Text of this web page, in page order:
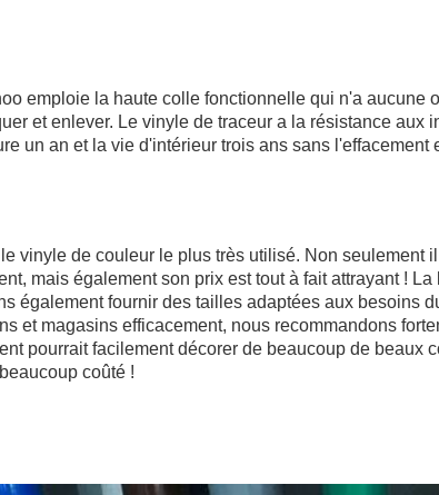
emploie la haute colle fonctionnelle qui n'a aucune
et enlever. Le vinyle de traceur a la résistance aux
un an et la vie d'intérieur trois ans sans l'effacement
vinyle de couleur le plus très utilisé. Non seulement
mais également son prix est tout à fait attrayant !
également fournir des tailles adaptées aux besoins
et magasins efficacement, nous recommandons
pourrait facilement décorer de beaucoup de beaux
coûté !